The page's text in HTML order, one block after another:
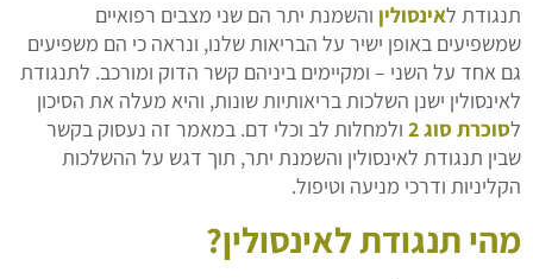
תנגודת לאינסולין והשמנת יתר הם שני מצבים רפואיים
שמשפיעים באופן ישיר על הבריאות שלנו, ונראה כי הם משפיעים
גם אחד על השני – ומקיימים ביניהם קשר הדוק ומורכב. לתנגודת
לאינסולין ישנן השלכות בריאותיות שונות, והיא מעלה את הסיכון
לסוכרת סוג 2
ולמחלות לב וכלי דם. במאמר זה נעסוק בקשר
שבין תנגודת לאינסולין והשמנת יתר, תוך דגש על ההשלכות
הקליניות ודרכי מניעה וטיפול.
מהי תנגודת לאינסולין?